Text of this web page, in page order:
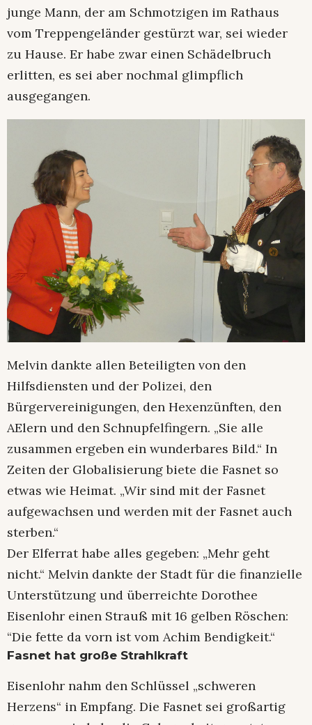
junge Mann, der am Schmotzigen im Rathaus
vom Treppengeländer gestürzt war, sei wieder
zu Hause. Er habe zwar einen Schädelbruch
erlitten, es sei aber nochmal glimpflich
ausgegangen.
Melvin dankte allen Beteiligten von den
Hilfsdiensten und der Polizei, den
Bürgervereinigungen, den Hexenzünften, den
AElern und den Schnupfelfingern. „Sie alle
zusammen ergeben ein wunderbares Bild.“ In
Zeiten der Globalisierung biete die Fasnet so
etwas wie Heimat. „Wir sind mit der Fasnet
aufgewachsen und werden mit der Fasnet auch
sterben.“
Der Elferrat habe alles gegeben: „Mehr geht
nicht.“ Melvin dankte der Stadt für die finanzielle
Unterstützung und überreichte Dorothee
Eisenlohr einen Strauß mit 16 gelben Röschen:
“Die fette da vorn ist vom Achim Bendigkeit.“
Fasnet hat große Strahlkraft
Eisenlohr nahm den Schlüssel „schweren
Herzens“ in Empfang. Die Fasnet sei großartig